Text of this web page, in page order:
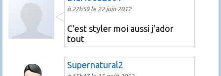
à 22h59 le 22 juin 2012
C'est styler moi aussi j'ador
tout
Supernatural2